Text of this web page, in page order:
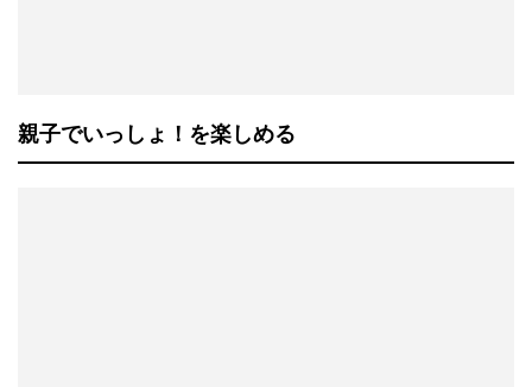
親子でいっしょ！を楽しめる